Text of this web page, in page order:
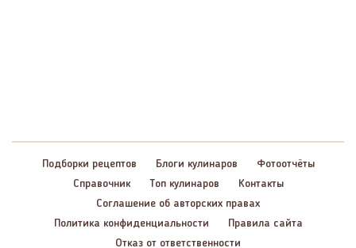
Подборки рецептов Блоги кулинаров
Фотоотчёты
Справочник
Топ кулинаров
Контакты
Соглашение об авторских правах
Политика конфиденциальности
Правила сайта
Отказ от ответственности